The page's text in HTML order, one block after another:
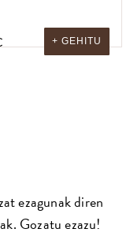
+ GEHITU
ezagunak diren
Gozatu ezazu!